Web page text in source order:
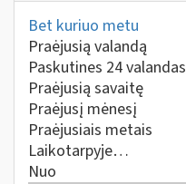
Bet kuriuo metu
Praėjusią valandą
Paskutines 24 valandas
Praėjusią savaitę
Praėjusį mėnesį
Praėjusiais metais
Laikotarpyje…
Nuo